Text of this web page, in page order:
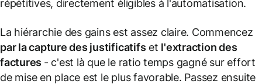
répétitives, directement éligibles à l'automatisation.
La hiérarchie des gains est assez claire. Commencez
par la capture des justificatifs et l'extraction des
factures - c'est là que le ratio temps gagné sur effort
de mise en place est le plus favorable. Passez ensuite